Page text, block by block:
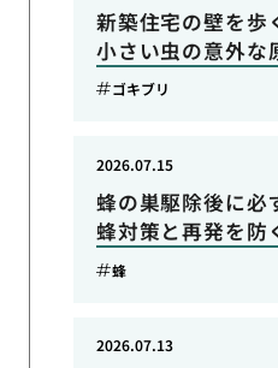
新築住宅の壁を歩
小さい虫の意外な
ゴキブリ
蜂の巣駆除後に必
蜂対策と再発を防
2026.07.15
蜂
2026.07.13